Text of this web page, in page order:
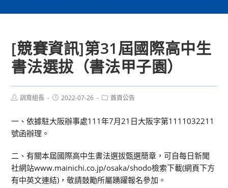
[競賽資訊]第31屆國際高中生
書法選拔（書法甲子園）
Post訓育組長
Post2022-07-26
Post首頁公告
一、依據駐大阪辦事處111年7月21日大阪字第1111032211
號函辦理。
二、有關本屆國際高中生書法選拔甄選簡章，可自每日新聞
社網站www.mainichi.co.jp/osaka/shodo檢索下載(網頁下方
有中英文連結)，敬請鼓勵所屬踴躍報名參加。